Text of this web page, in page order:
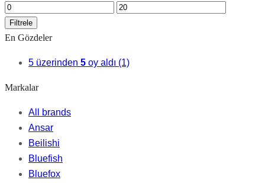
En
düşük
fiyat
En
Filtrele
En Gözdeler
5 üzerinden 5 oy aldı (1)
Markalar
All brands
Ansar
Beilishi
Bluefish
Bluefox